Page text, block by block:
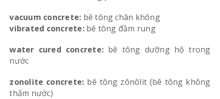
vacuum concrete: bê tông chân không
vibrated concrete: bê tông đầm rung
water cured concrete: bê tông dưỡng hộ trong
nước
zonolite concrete: bê tông zônôlit (bê tông không
thấm nước)